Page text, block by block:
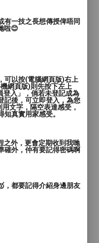
有一技之長想傳授俾唔同
啦😊
可以按(電腦網頁版)右上
網頁版)則先按下左上
登入」，倘若未登記成為
記後，可立即登入，為您
文字，隔空表達感受，
真實用家感受。
之外，更會定期收到我哋
確外，仲有要記得密碼啊
，都要記得介紹身邊朋友